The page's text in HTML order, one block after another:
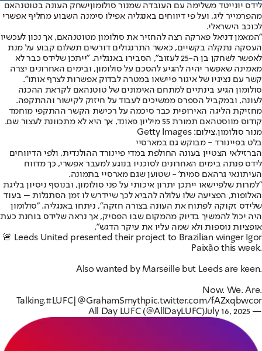
לידס יונייטד משלימה עם העובדה שמנור סולומוןישחק העונה בטוטנהאם
מהפרמייר ליג, ועל פי דיווחים באנגליה אפילו סימנה השבוע מחליף אפשרי
לכוכב הישראלי.
"המאמן דניאל פארקה רצה להחזיר את סולומון מטוטנהאם, אך נכון לעכשיו
העסקה נתקלה בקשיים, כאשר התרנגולים דורשים תשלום קבוע על מנת
לאפשר לשחקן בן ה-25 לעזוב", הסבירו באנגליה. "ייתכן שלידס כבר לא
מאמינה שאפשר יהיה להגיע להסכם על סולומון, ובימים האחרונים יצרה
קשר עם נציגיו של איגור פיישאו במטרה לבדוק אפשרות לצרף אותו".
סולומון הגיע בינתיים למתחם האימונים של טוטנהאם לקראת ההכנה
לעונה, ובמקביל הספרס ממשיכים לעבוד על חיזוק לקישור וההתקפה.
מחזיקת הליגה האירופית כבר סיכמה על רכישת הקשר ההתקפי מוחמד
קודוס מווסטהאם תמורת 55 מיליון פאונד, אך היא לא מתכוונת לעצור שם.
מנור סולומון,צילום: Getty Images
בלט בפיינורד - מבוקש גם במארסיי
הברזילאי הצטיין בעונה החולפת במדי פיינורד ההולנדית, ולפי הדיווחים
לידס פנתה בימים האחרונים לסוכניו בנוגע למעבר אפשרי, כך מדווח
העיתונאי גרהאם סמית' - שטוען שגם מארסיי בתמונה.
"למרות שלפיישאו ייתכן יתרון איכותי על פני סולומון, ובנוסף ניסיון בליגת
האלופות, הפציעה שלו עלולה להביא לכך שיידרש לו זמן הסתגלות – בעוד
שלידס זקוקה לפתוח את העונה בצורה חזקה", ניתחו באנגליה. "סולומון
היה יכול להמשיך בדיוק מהמקום שבו הפסיק, אך נראה שלידס בוחנת כעת
אופציות נוספות ולא שמה עליו את עיקר הדגש".
🚨 Leeds United presented their project to Brazilian winger Igor
Paixão this week.
Also wanted by Marseille but Leeds are keen.
Now. We. Are.
Talking.#LUFC| @GrahamSmythpic.twitter.com/fAZxqbwcor
— All Day LUFC (@AllDayLUFC)
July 16, 2025